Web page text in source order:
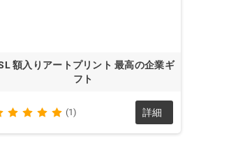
額入りアートプリント 最高の企業ギ
フト
(1) 詳細